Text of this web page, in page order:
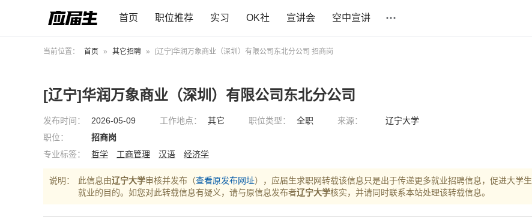
首页 职位推荐 实习 OK社 宣讲会 空中宣讲
当前位置： 首页 » 其它招聘 » [辽宁]华润万象商业（深圳）有限公司东北分公司 招商岗
[辽宁]华润万象商业（深圳）有限公司东北分公司
发布时间： 2026-05-09 工作地点： 其它 职位类型： 全职 来源：
辽宁大学
职位：
招商岗
专业标签：
哲学 工商管理 汉语 经济学
说明： 此信息由辽宁大学审核并发布（查看原发布网址），应届生求职网转载该信息只是出于传递更多就业招聘信息，促进大学生
就业的目的。如您对此转载信息有疑义，请与原信息发布者辽宁大学核实，并请同时联系本站处理该转载信息。